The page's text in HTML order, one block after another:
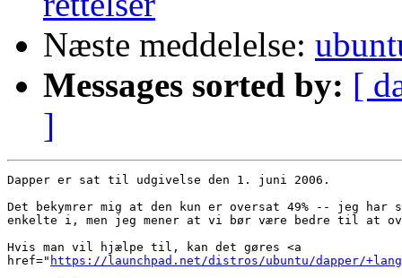
Næste meddelelse:
Messages sorted by: [
]
Dapper er sat til udgivelse den 1. juni 2006.
Det bekymrer mig at den kun er oversat 49% -- jeg har
enkelte i, men jeg mener at vi bør være bedre til at
Hvis man vil hjælpe til, kan det gøres <a
href=" https://launchpad.net/distros/ubuntu/dapper/